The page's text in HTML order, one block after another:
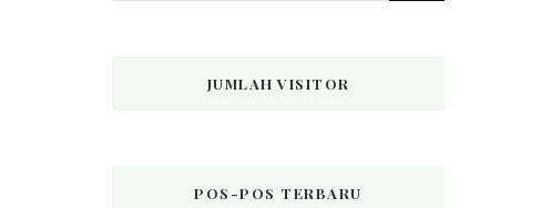
JUMLAH VISITOR
POS-POS TERBARU